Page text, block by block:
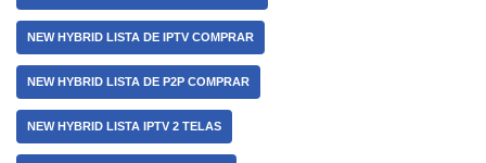
NEW HYBRID LISTA DE IPTV COMPRAR
NEW HYBRID LISTA DE P2P COMPRAR
NEW HYBRID LISTA IPTV 2 TELAS